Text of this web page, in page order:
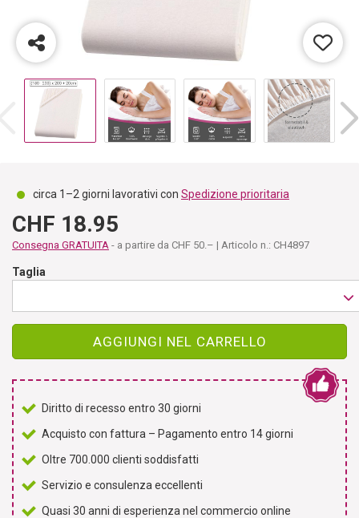
circa 1–2 giorni lavorativi con Spedizione prioritaria
CHF 18.95
Consegna GRATUITA - a partire da CHF 50.– | Articolo n.: CH4897
Taglia
AGGIUNGI NEL CARRELLO
Diritto di recesso entro 30 giorni
Acquisto con fattura – Pagamento entro 14 giorni
Oltre 700.000 clienti soddisfatti
Servizio e consulenza eccellenti
Quasi 30 anni di esperienza nel commercio online